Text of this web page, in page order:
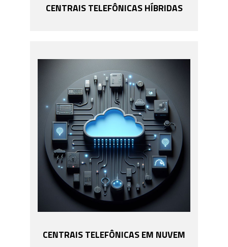
CENTRAIS TELEFÔNICAS HÍBRIDAS
CENTRAIS TELEFÔNICAS EM NUVEM